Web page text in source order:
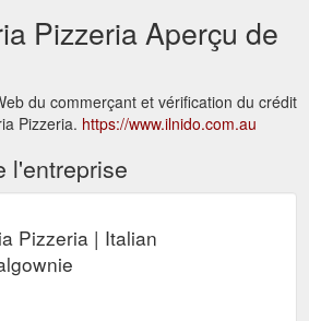
Pizzeria Aperçu de
du commerçant et vérification du crédit
Pizzeria. https://www.ilnido.com.au
l'entreprise
Pizzeria | Italian